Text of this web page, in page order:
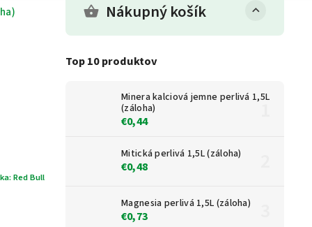
Nákupný košík
Top 10 produktov
Minera kalciová jemne perlivá 1,5L
(záloha)
€0,44
Mitická perlivá 1,5L (záloha)
€0,48
Magnesia perlivá 1,5L (záloha)
€0,73
Red Bull